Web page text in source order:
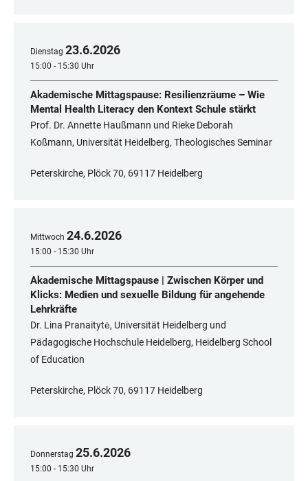
Dienstag 23.6.2026
15:00 - 15:30 Uhr
Akademische Mittagspause: Resilienzräume – Wie
Mental Health Literacy den Kontext Schule stärkt
Prof. Dr. Annette Haußmann und Rieke Deborah
Koßmann, Universität Heidelberg, Theologisches Seminar
Peterskirche, Plöck 70, 69117 Heidelberg
Mittwoch 24.6.2026
15:00 - 15:30 Uhr
Akademische Mittagspause | Zwischen Körper und
Klicks: Medien und sexuelle Bildung für angehende
Lehrkräfte
Dr. Lina Pranaitytė, Universität Heidelberg und
Pädagogische Hochschule Heidelberg, Heidelberg School
of Education
Peterskirche, Plöck 70, 69117 Heidelberg
Donnerstag 25.6.2026
15:00 - 15:30 Uhr